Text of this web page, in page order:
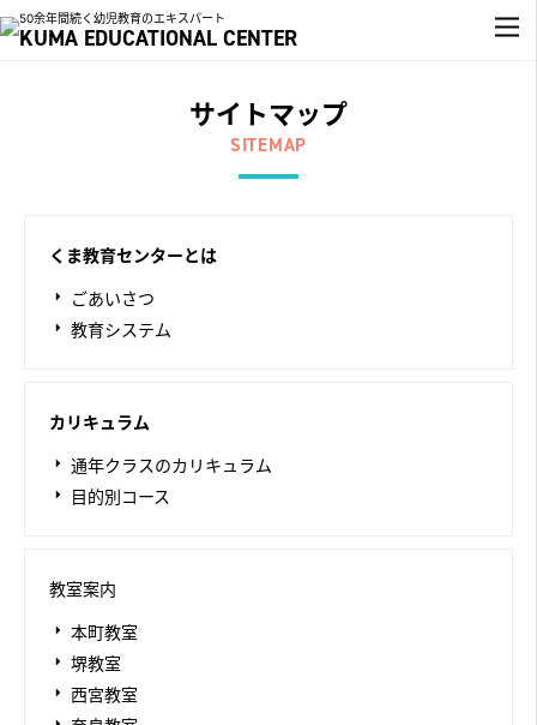
50余年間続く幼児教育のエキスパート
KUMA EDUCATIONAL CENTER
サイトマップ
SITEMAP
くま教育センターとは
ごあいさつ
教育システム
カリキュラム
通年クラスのカリキュラム
目的別コース
教室案内
本町教室
堺教室
西宮教室